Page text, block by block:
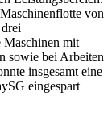
von
Maschinen mit
sowie bei Arbeiten
insgesamt eine
eingespart